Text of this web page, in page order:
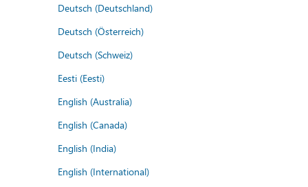
Deutsch (Deutschland)
Deutsch (Österreich)
Deutsch (Schweiz)
Eesti (Eesti)
English (Australia)
English (Canada)
English (India)
English (International)